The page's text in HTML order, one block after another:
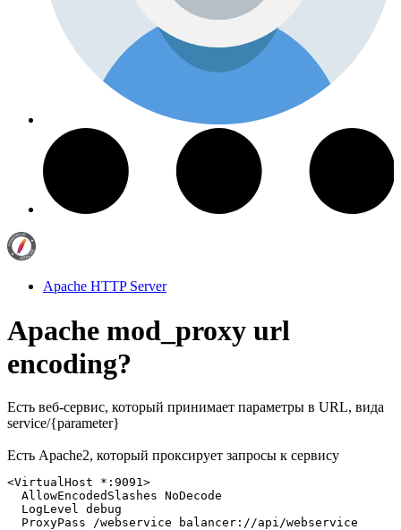
Apache HTTP Server
Apache mod_proxy url
encoding?
Есть веб-сервис, который принимает параметры в URL, вида
service/{parameter}
Есть Apache2, который проксирует запросы к сервису
<VirtualHost *:9091>
  AllowEncodedSlashes NoDecode
  LogLevel debug
  ProxyPass /webservice balancer://api/webservice